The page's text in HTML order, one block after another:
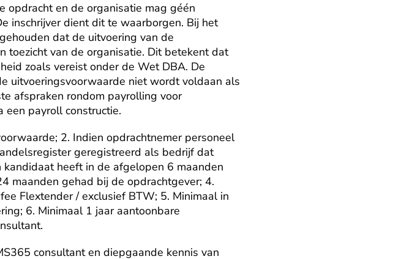
opdracht en de organisatie mag géén
inschrijver dient dit te waarborgen. Bij het
dat de uitvoering van de
toezicht van de organisatie. Dit betekent dat
zoals vereist onder de Wet DBA. De
uitvoeringsvoorwaarde niet wordt voldaan als
afspraken rondom payrolling voor
een payroll constructie.
2. Indien opdrachtnemer personeel
geregistreerd als bedrijf dat
heeft in de afgelopen 6 maanden
maanden gehad bij de opdrachtgever; 4.
Flextender / exclusief BTW; 5. Minimaal in
6. Minimaal 1 jaar aantoonbare
consultant en diepgaande kennis van